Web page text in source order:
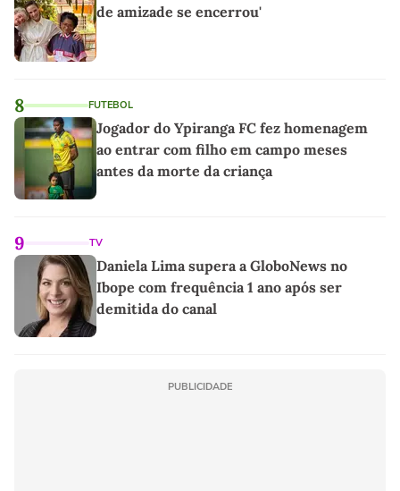
de amizade se encerrou'
8 FUTEBOL
Jogador do Ypiranga FC fez homenagem
ao entrar com filho em campo meses
antes da morte da criança
9 TV
Daniela Lima supera a GloboNews no
Ibope com frequência 1 ano após ser
demitida do canal
PUBLICIDADE